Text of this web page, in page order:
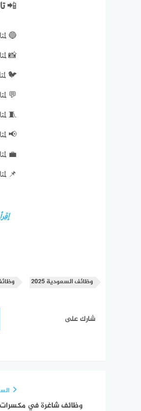
📲
🔵
📸
🐦
💬
🧵
📢
💼
📌
وظائف السعودية 2025
شارك على
وظائف شاغرة في مكسرات